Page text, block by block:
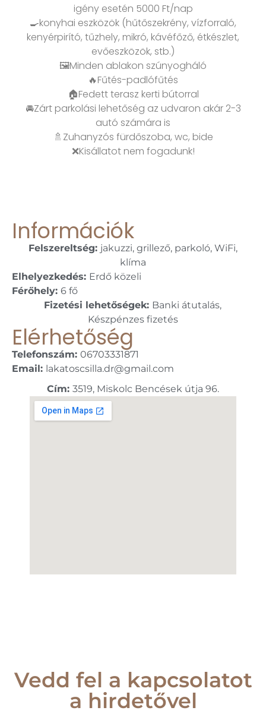
igény esetén 5000 Ft/nap
🍳konyhai eszközök (hűtőszekrény, vízforraló,
kenyérpirító, tűzhely, mikró, kávéfőző, étkészlet,
evőeszközök, stb.)
🖼️Minden ablakon szúnyogháló
🔥Fűtés-padlófűtés
🏠Fedett terasz kerti bútorral
🚘Zárt parkolási lehetőség az udvaron akár 2-3
autó számára is
🚿Zuhanyzós fürdőszoba, wc, bide
❌Kisállatot nem fogadunk!
Információk
Felszereltség: jakuzzi, grillező, parkoló, WiFi,
klíma
Elhelyezkedés: Erdő közeli
Férőhely: 6 fő
Fizetési lehetőségek: Banki átutalás,
Készpénzes fizetés
Elérhetőség
Telefonszám: 06703331871
Email: lakatoscsilla.dr@gmail.com
Cím: 3519, Miskolc Bencések útja 96.
Vedd fel a kapcsolatot
a hirdetővel